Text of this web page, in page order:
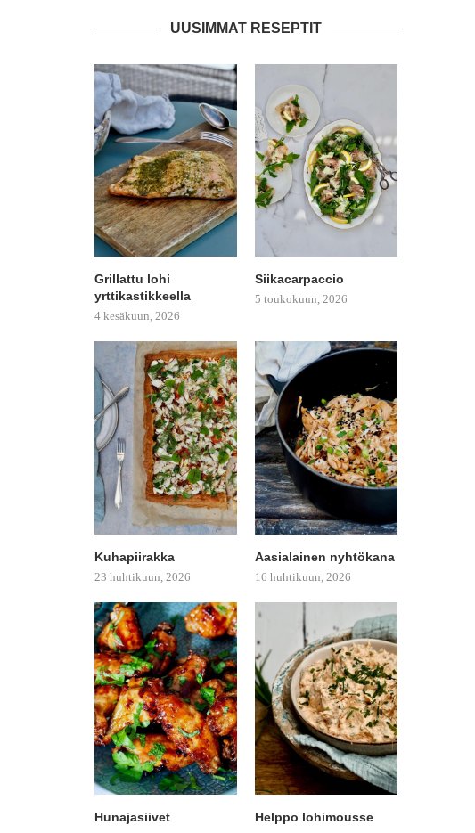
UUSIMMAT RESEPTIT
Grillattu lohi
yrttikastikkeella
4 kesäkuun, 2026
Siikacarpaccio
5 toukokuun, 2026
Kuhapiirakka
23 huhtikuun, 2026
Aasialainen nyhtökana
16 huhtikuun, 2026
Hunajasiivet Helppo lohimousse